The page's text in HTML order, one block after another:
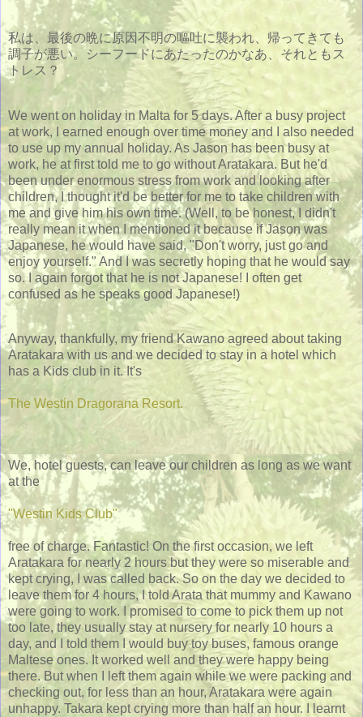
私は、最後の晩に原因不明の嘔吐に襲われ、帰ってきても
調子が悪い。シーフードにあたったのかなあ、それともス
トレス？
We went on holiday in Malta for 5 days. After a busy project
at work, I earned enough over time money and I also needed
to use up my annual holiday. As Jason has been busy at
work, he at first told me to go without Aratakara. But he'd
been under enormous stress from work and looking after
children, I thought it'd be better for me to take children with
me and give him his own time. (Well, to be honest, I didn't
really mean it when I mentioned it because if Jason was
Japanese, he would have said, "Don't worry, just go and
enjoy yourself." And I was secretly hoping that he would say
so. I again forgot that he is not Japanese! I often get
confused as he speaks good Japanese!)
Anyway, thankfully, my friend Kawano agreed about taking
Aratakara with us and we decided to stay in a hotel which
has a Kids club in it. It's
The Westin Dragorana Resort.
We, hotel guests, can leave our children as long as we want
at the
"Westin Kids Club"
free of charge. Fantastic! On the first occasion, we left
Aratakara for nearly 2 hours but they were so miserable and
kept crying, I was called back. So on the day we decided to
leave them for 4 hours, I told Arata that mummy and Kawano
were going to work. I promised to come to pick them up not
too late, they usually stay at nursery for nearly 10 hours a
day, and I told them I would buy toy buses, famous orange
Maltese ones. It worked well and they were happy being
there. But when I left them again while we were packing and
checking out, for less than an hour, Aratakara were again
unhappy. Takara kept crying more than half an hour. I learnt